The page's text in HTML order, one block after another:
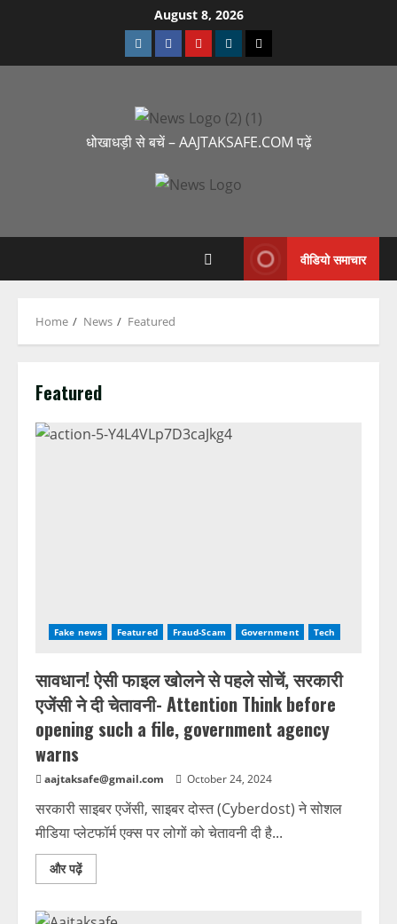
August 8, 2026
धोखाधड़ी से बचें – AAJTAKSAFE.COM पढ़ें
वीडियो समाचार
Home News Featured
Featured
Fake news Featured Fraud-Scam Government Tech
सावधान! ऐसी फाइल खोलने से पहले सोचें, सरकारी
एजेंसी ने दी चेतावनी- Attention Think before
opening such a file, government agency
warns
aajtaksafe@gmail.com October 24, 2024
सरकारी साइबर एजेंसी, साइबर दोस्त (Cyberdost) ने सोशल
मीडिया प्लेटफॉर्म एक्स पर लोगों को चेतावनी दी है...
और पढ़ें